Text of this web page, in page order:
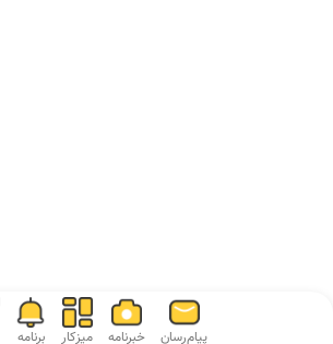
پیام‌رسان خبرنامه میزکار برنامه